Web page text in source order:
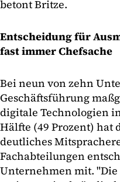
betont Britze.
Entscheidung für
fast immer Chefsache
Bei neun von zehn
Geschäftsführung
digitale Technologien
Hälfte (49 Prozent) hat
deutliches
Fachabteilungen
Unternehmen mit.